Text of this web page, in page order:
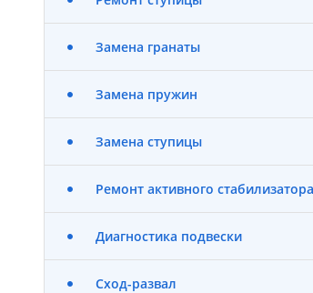
Замена гранаты
Замена пружин
Замена ступицы
Ремонт активного стабилизатора
Диагностика подвески
Сход-развал